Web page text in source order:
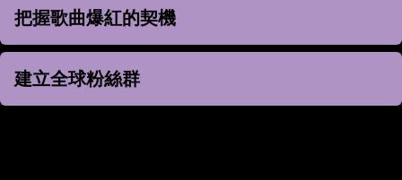
把握歌曲爆紅的契機
把握歌曲爆紅的契機
建立全球粉絲群
建立全球粉絲群